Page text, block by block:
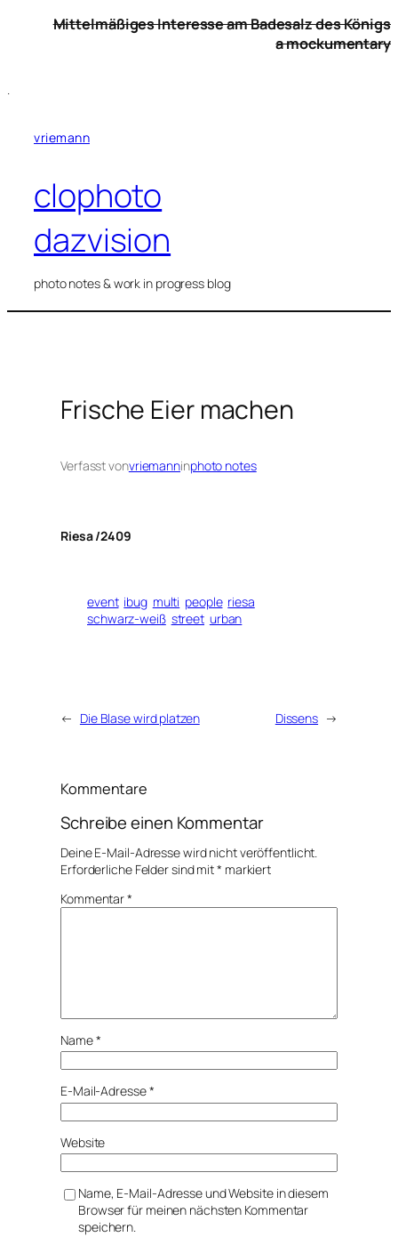
Mittelmäßiges Interesse am Badesalz des Königs
a mockumentary
vriemann
clophoto
dazvision
photo notes & work in progress blog
Frische Eier machen
Verfasst vonvriemanninphoto notes
Riesa /2409
event ibug multi people riesa
schwarz-weiß street urban
← Die Blase wird platzen Dissens →
Kommentare
Schreibe einen Kommentar
Deine E-Mail-Adresse wird nicht veröffentlicht.
Erforderliche Felder sind mit* markiert
Kommentar*
Name*
E-Mail-Adresse*
Website
Name, E-Mail-Adresse und Website in diesem
Browser für meinen nächsten Kommentar
speichern.